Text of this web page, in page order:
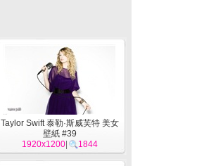
Taylor Swift 泰勒·斯威芙特 美女
壁紙 #39
1920x1200
1844